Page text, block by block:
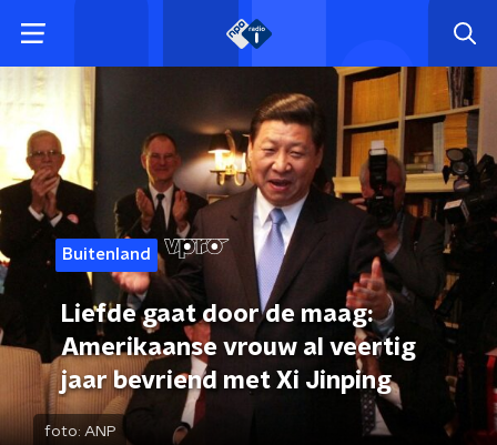
Buitenland
Liefde gaat door de maag:
Amerikaanse vrouw al veertig
jaar bevriend met Xi Jinping
foto: ANP